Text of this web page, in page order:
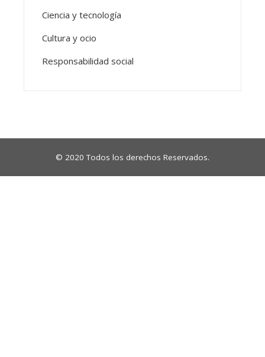
Ciencia y tecnología
Cultura y ocio
Responsabilidad social
© 2020 Todos los derechos Reservados.